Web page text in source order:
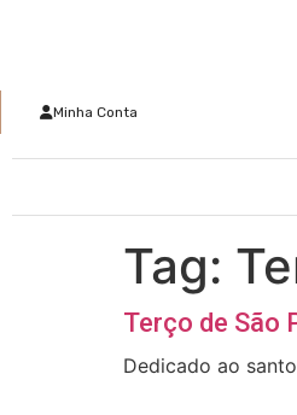
Minha Conta
Tag:
Terço de São
Dedicado ao